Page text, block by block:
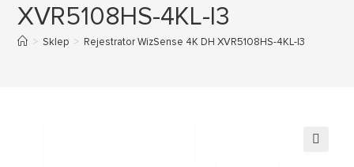
XVR5108HS-4KL-I3
> Sklep > Rejestrator WizSense 4K DH XVR5108HS-4KL-I3